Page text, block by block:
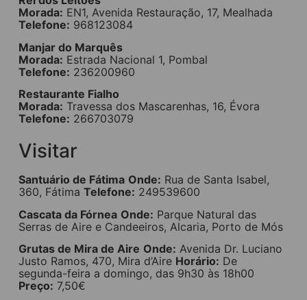
Morada: EN1, Avenida Restauração, 17, Mealhada
Telefone: 968123084
Manjar do Marquês
Morada: Estrada Nacional 1, Pombal
Telefone: 236200960
Restaurante Fialho
Morada: Travessa dos Mascarenhas, 16, Évora
Telefone: 266703079
Visitar
Santuário de Fátima Onde: Rua de Santa Isabel,
360, FátimaTelefone: 249539600
Cascata da Fórnea Onde: Parque Natural das
Serras de Aire e Candeeiros, Alcaria, Porto de Mós
Grutas de Mira de Aire Onde: Avenida Dr. Luciano
Justo Ramos, 470, Mira d’Aire Horário: De
segunda-feira a domingo, das 9h30 às 18h00
Preço: 7,50€